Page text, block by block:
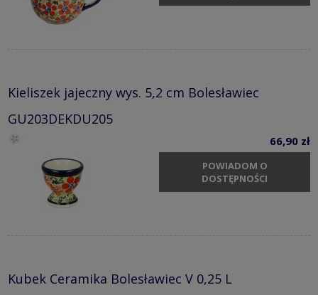
Kieliszek jajeczny wys. 5,2 cm Bolesławiec
GU203DEKDU205
66,90 zł
POWIADOM O
DOSTĘPNOŚCI
Kubek Ceramika Bolesławiec V 0,25 L